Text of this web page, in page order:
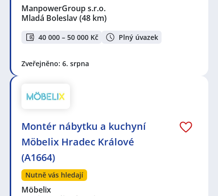
ManpowerGroup s.r.o.
Mladá Boleslav(48 km)
40 000 – 50 000 Kč Plný úvazek
Zveřejněno: 6. srpna
Montér nábytku a kuchyní
Möbelix Hradec Králové
(A1664)
Nutně vás hledají
Möbelix